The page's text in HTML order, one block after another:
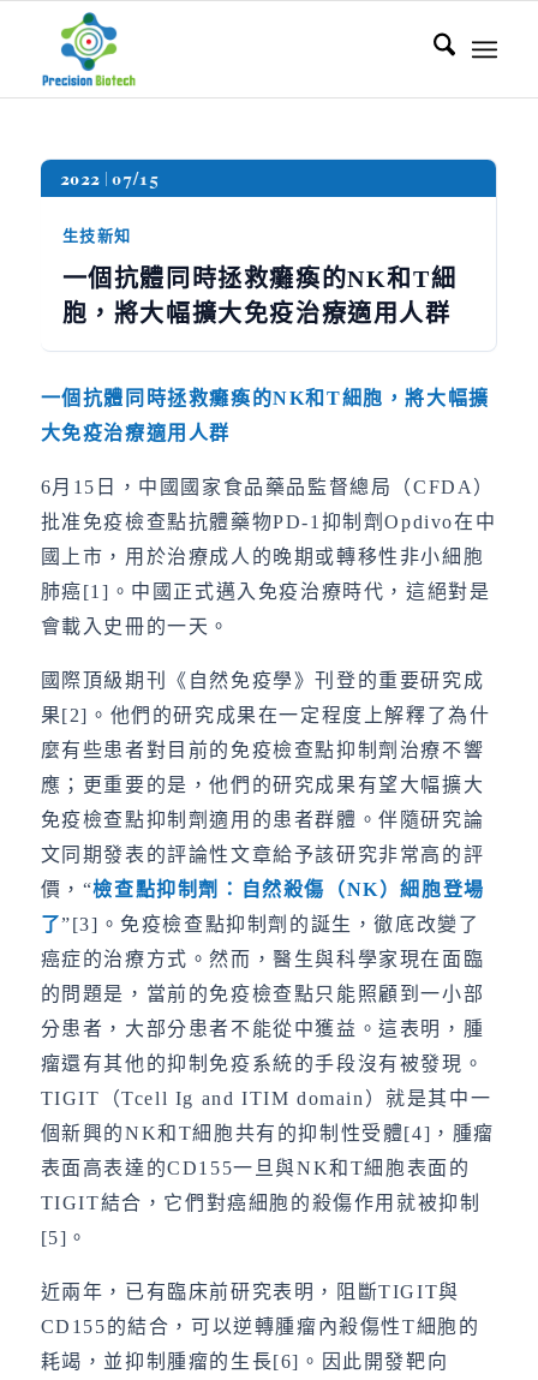
2022 07/15
生技新知
一個抗體同時拯救癱瘓的NK和T細
胞，將大幅擴大免疫治療適用人群
一個抗體同時拯救癱瘓的NK和T細胞，將大幅擴
大免疫治療適用人群
6月15日，中國國家食品藥品監督總局（CFDA）
批准免疫檢查點抗體藥物PD-1抑制劑Opdivo在中
國上市，用於治療成人的晚期或轉移性非小細胞
肺癌[1]。中國正式邁入免疫治療時代，這絕對是
會載入史冊的一天。
國際頂級期刊《自然免疫學》刊登的重要研究成
果[2]。他們的研究成果在一定程度上解釋了為什
麼有些患者對目前的免疫檢查點抑制劑治療不響
應；更重要的是，他們的研究成果有望大幅擴大
免疫檢查點抑制劑適用的患者群體。伴隨研究論
文同期發表的評論性文章給予該研究非常高的評
價，“檢查點抑制劑：自然殺傷（NK）細胞登場
了”[3]。免疫檢查點抑制劑的誕生，徹底改變了
癌症的治療方式。然而，醫生與科學家現在面臨
的問題是，當前的免疫檢查點只能照顧到一小部
分患者，大部分患者不能從中獲益。這表明，腫
瘤還有其他的抑制免疫系統的手段沒有被發現。
TIGIT（Tcell Ig and ITIM domain）就是其中一
個新興的NK和T細胞共有的抑制性受體[4]，腫瘤
表面高表達的CD155一旦與NK和T細胞表面的
TIGIT結合，它們對癌細胞的殺傷作用就被抑制
[5]。
近兩年，已有臨床前研究表明，阻斷TIGIT與
CD155的結合，可以逆轉腫瘤內殺傷性T細胞的
耗竭，並抑制腫瘤的生長[6]。因此開發靶向